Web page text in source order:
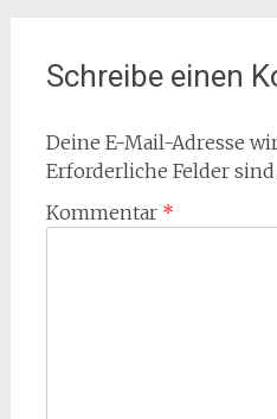
Schreibe einen
Deine E-Mail-Adresse
Erforderliche Felder
Kommentar *